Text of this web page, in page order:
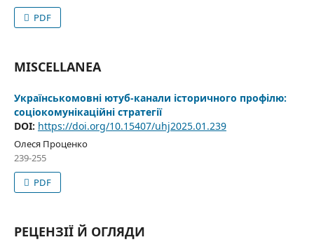
PDF
MISCELLANEA
Українськомовні ютуб-канали історичного профілю:
соціокомунікаційні стратегії
DOI: https://doi.org/10.15407/uhj2025.01.239
Олеся Проценко
239-255
PDF
РЕЦЕНЗІЇ Й ОГЛЯДИ